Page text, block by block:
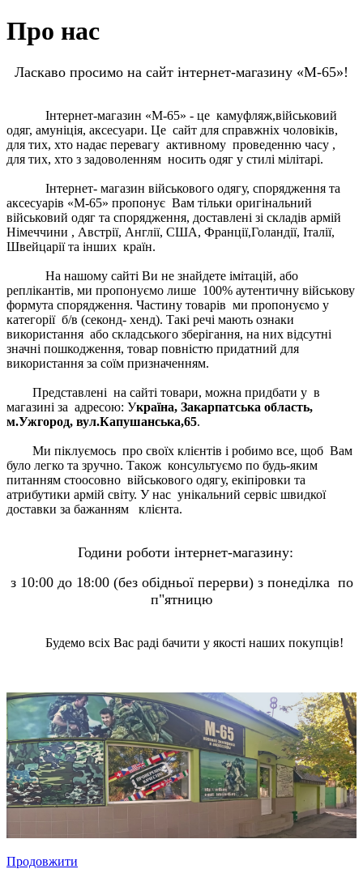
Про нас
Ласкаво просимо на сайт інтернет-магазину «М-65»!
Інтернет-магазин «М-65» - це камуфляж,військовий
одяг, амуніція, аксесуари. Це сайт для справжніх чоловіків,
для тих, хто надає перевагу активному проведенню часу ,
для тих, хто з задоволенням носить одяг у стилі мілітарі.
Інтернет- магазин військового одягу, спорядження та
аксесуарів «М-65» пропонує Вам тільки оригінальний
військовий одяг та спорядження, доставлені зі складів армій
Німеччини , Австрії, Англії, США, Франції,Голандії, Італії,
Швейцарії та інших країн.
На нашому сайті Ви не знайдете імітацій, або
реплікантів, ми пропонуємо лише 100% аутентичну військову
формута спорядження. Частину товарів ми пропонуємо у
категорії б/в (секонд- хенд). Такі речі мають ознаки
використання або складського зберігання, на них відсутні
значні пошкодження, товар повністю придатний для
використання за соїм призначенням.
Представлені на сайті товари, можна придбати у в
магазині за адресою: Україна, Закарпатська область,
м.Ужгород, вул.Капушанська,65.
Ми піклуємось про своїх клієнтів і робимо все, щоб Вам
було легко та зручно. Також консультуємо по будь-яким
питанням стоосовно військового одягу, екіпіровки та
атрибутики армій світу. У нас унікальний сервіс швидкої
доставки за бажанням клієнта.
Години роботи інтернет-магазину:
з 10:00 до 18:00 (без обідньої перерви) з понеділка по
п"ятницю
Будемо всіх Вас раді бачити у якості наших покупців!
Продовжити